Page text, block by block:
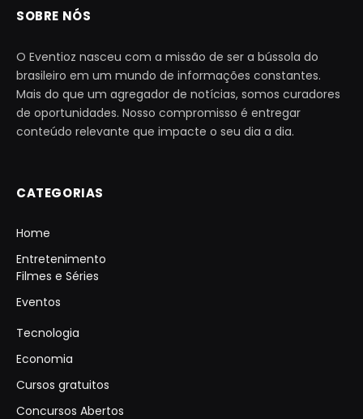
SOBRE NÓS
O Eventioz nasceu com a missão de ser a bússola do
brasileiro em um mundo de informações constantes.
Mais do que um agregador de notícias, somos curadores
de oportunidades. Nosso compromisso é entregar
conteúdo relevante que impacte o seu dia a dia.
CATEGORIAS
Home
Entretenimento
Filmes e Séries
Eventos
Tecnologia
Economia
Cursos gratuitos
Concursos Abertos